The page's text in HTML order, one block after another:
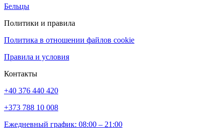
Бельцы
Политики и правила
Политика в отношении файлов cookie
Правила и условия
Контакты
+40 376 440 420
+373 788 10 008
Ежедневный график: 08:00 – 21:00